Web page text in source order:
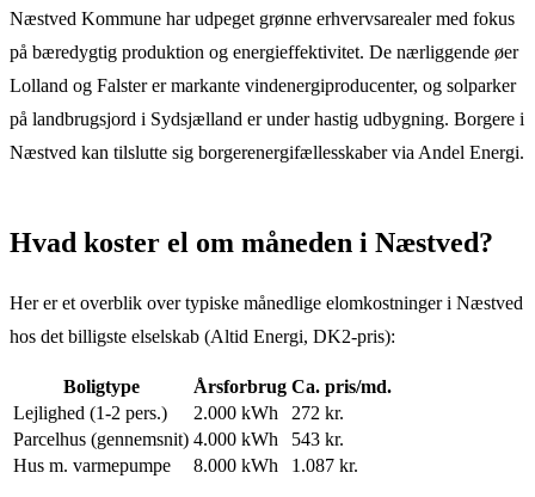
Næstved Kommune har udpeget grønne erhvervsarealer med fokus
på bæredygtig produktion og energieffektivitet. De nærliggende øer
Lolland og Falster er markante vindenergiproducenter, og solparker
på landbrugsjord i Sydsjælland er under hastig udbygning. Borgere i
Næstved kan tilslutte sig borgerenergifællesskaber via Andel Energi.
Hvad koster el om måneden i Næstved?
Her er et overblik over typiske månedlige elomkostninger i Næstved
hos det billigste elselskab (Altid Energi, DK2-pris):
Boligtype Årsforbrug Ca. pris/md.
Lejlighed (1-2 pers.)
2.000 kWh 272 kr.
Parcelhus (gennemsnit) 4.000 kWh 543 kr.
Hus m. varmepumpe
8.000 kWh 1.087 kr.